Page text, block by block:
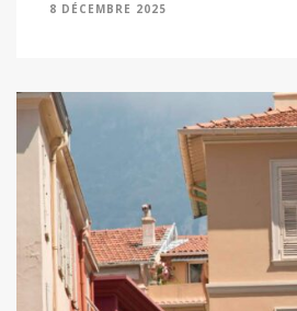
8 DÉCEMBRE 2025